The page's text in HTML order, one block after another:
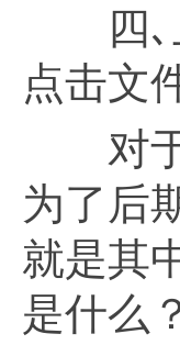
四､上
点击文
对于
为了后
就是其
是什么